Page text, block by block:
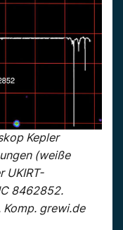
Kepler
(weiße
UKIRT-
8462852.
Komp. grewi.de